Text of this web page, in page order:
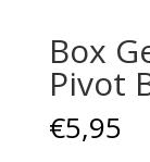
Box
Pivot
€5,95